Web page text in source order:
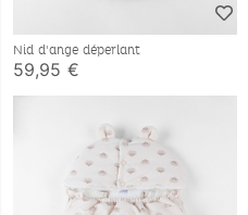
Nid d'ange déperlant
59,95 €